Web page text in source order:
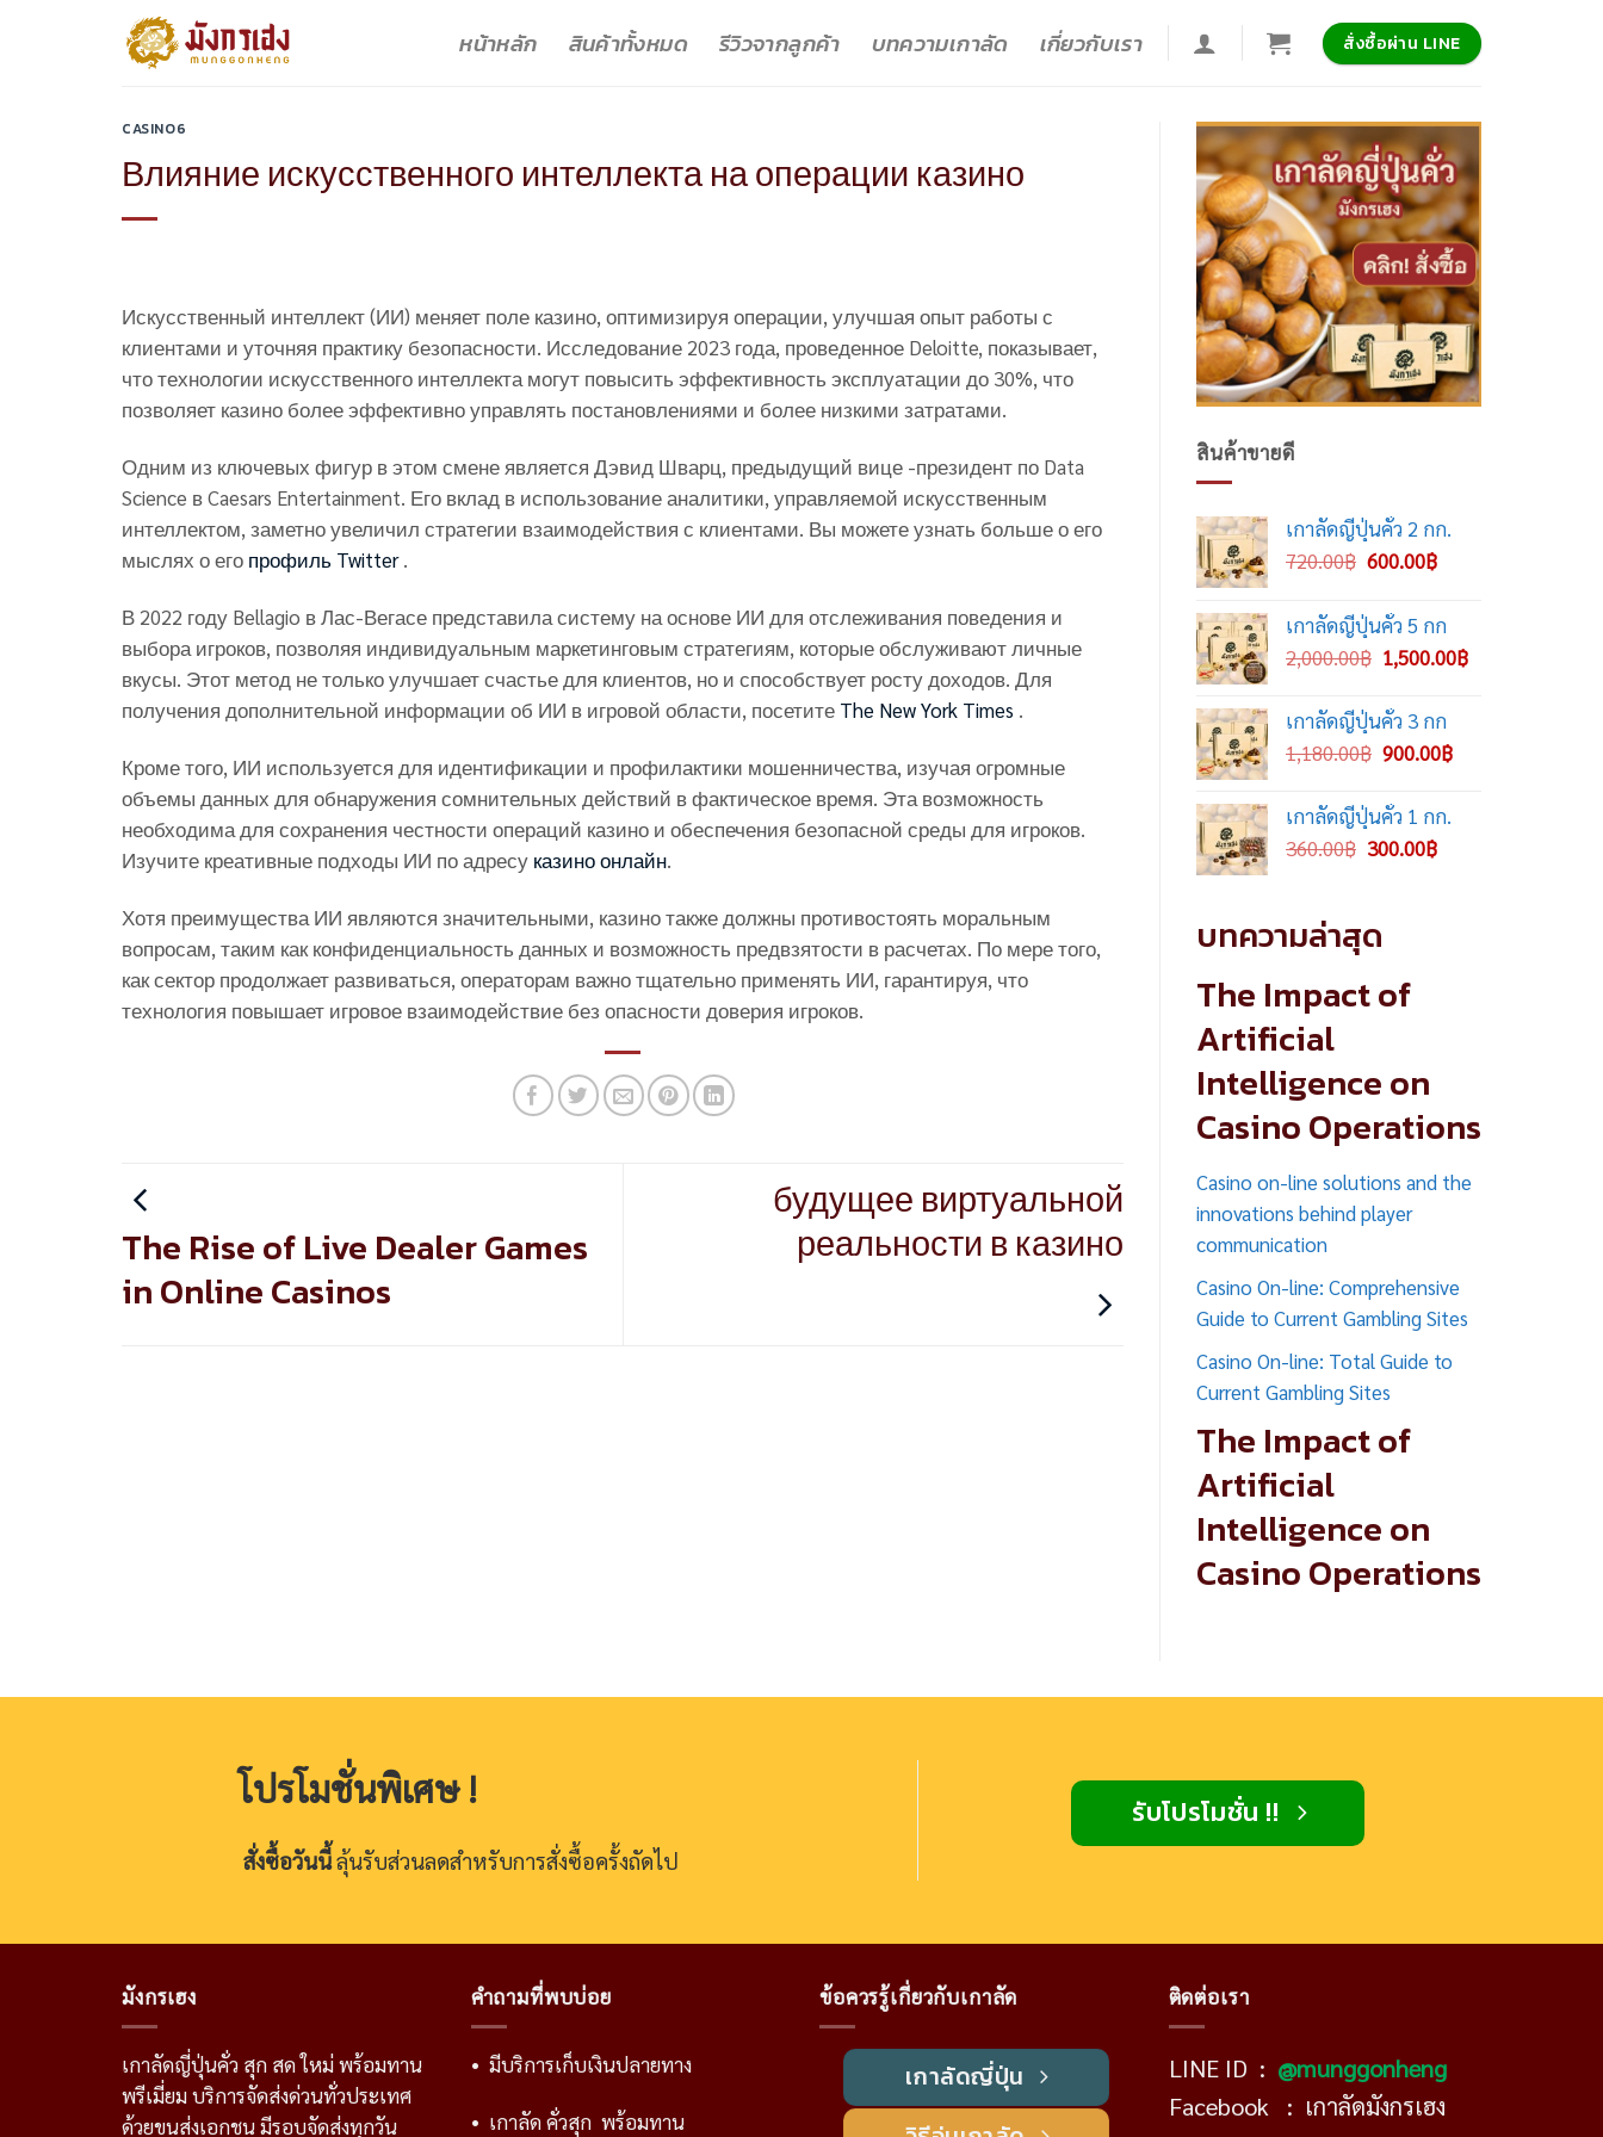
หน้าหลัก สินค้าทั้งหมด รีวิวจากลูกค้า บทความเกาลัด เกี่ยวกับเรา สั่งซื้อผ่าน LINE
CASINO6
Влияние искусственного интеллекта на операции казино
Искусственный интеллект (ИИ) меняет поле казино, оптимизируя операции, улучшая опыт работы с
клиентами и уточняя практику безопасности. Исследование 2023 года, проведенное Deloitte, показывает,
что технологии искусственного интеллекта могут повысить эффективность эксплуатации до 30%, что
позволяет казино более эффективно управлять постановлениями и более низкими затратами.
Одним из ключевых фигур в этом смене является Дэвид Шварц, предыдущий вице -президент по Data
Science в Caesars Entertainment. Его вклад в использование аналитики, управляемой искусственным
интеллектом, заметно увеличил стратегии взаимодействия с клиентами. Вы можете узнать больше о его
мыслях о его профиль Twitter.
В 2022 году Bellagio в Лас-Вегасе представила систему на основе ИИ для отслеживания поведения и
выбора игроков, позволяя индивидуальным маркетинговым стратегиям, которые обслуживают личные
вкусы. Этот метод не только улучшает счастье для клиентов, но и способствует росту доходов. Для
получения дополнительной информации об ИИ в игровой области, посетите The New York Times .
Кроме того, ИИ используется для идентификации и профилактики мошенничества, изучая огромные
объемы данных для обнаружения сомнительных действий в фактическое время. Эта возможность
необходима для сохранения честности операций казино и обеспечения безопасной среды для игроков.
Изучите креативные подходы ИИ по адресу казино онлайн.
Хотя преимущества ИИ являются значительными, казино также должны противостоять моральным
вопросам, таким как конфиденциальность данных и возможность предвзятости в расчетах. По мере того,
как сектор продолжает развиваться, операторам важно тщательно применять ИИ, гарантируя, что
технология повышает игровое взаимодействие без опасности доверия игроков.
The Rise of Live Dealer Games
in Online Casinos
будущее виртуальной
реальности в казино
สินค้าขายดี
เกาลัดญี่ปุ่นคั่ว 2 กก.
720.00฿ Original
was:
720.00฿.
600.00฿Current
600.00฿.
เกาลัดญี่ปุ่นคั่ว 5 กก
2,000.00฿ Original
was:
2,000.00฿.
1,500.00฿Current
เกาลัดญี่ปุ่นคั่ว 3 กก
1,180.00฿ Original
was:
1,180.00฿.
900.00฿Current
เกาลัดญี่ปุ่นคั่ว 1 กก.
360.00฿ Original
360.00฿.
300.00฿Current
บทความล่าสุด
The Impact of
Artificial
Intelligence on
Casino Operations
Casino on-line solutions and the
innovations behind player
communication
Casino On-line: Comprehensive
Guide to Current Gambling Sites
Casino On-line: Total Guide to
Current Gambling Sites
The Impact of
Artificial
Intelligence on
Casino Operations
โปรโมชั่นพิเศษ !
สั่งซื้อวันนี้ลุ้นรับส่วนลดสำหรับการสั่งซื้อครั้งถัดไป
รับโปรโมชั่น !!
มังกรเฮง
เกาลัดญี่ปุ่นคั่ว สุก สด ใหม่ พร้อมทาน
พรีเมี่ยม บริการจัดส่งด่วนทั่วประเทศ
ด้วยขนส่งเอกชน มีรอบจัดส่งทุกวัน
คำถามที่พบบ่อย
• มีบริการเก็บเงินปลายทาง
• เกาลัด คั่วสุก พร้อมทาน
ข้อควรรู้เกี่ยวกับเกาลัด
เกาลัดญี่ปุ่น
ติดต่อเรา
LINE ID : @munggonheng
Facebook : เกาลัดมังกรเฮง